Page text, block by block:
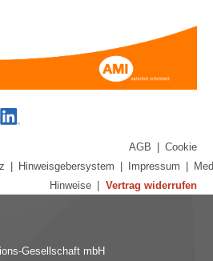
AGB
Cookie
Hinweisgebersystem Impressum
Hinweise
Vertrag widerrufen
Gesellschaft mbH